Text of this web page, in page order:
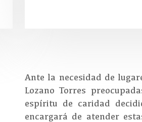
Ante la necesidad de
Lozano Torres
espíritu de caridad
encargará de atender